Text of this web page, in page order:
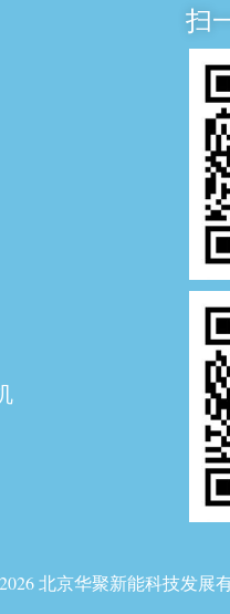
扫
京华聚新能科技发展有